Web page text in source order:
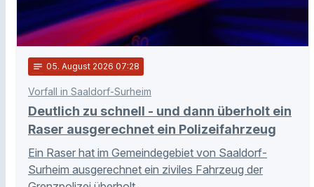
notes 05. August 2026 07:28
Vorfall in Saaldorf-Surheim
Deutlich zu schnell - und dann überholt ein
Raser ausgerechnet ein Polizeifahrzeug
Ein Raser hat im Gemeindegebiet von Saaldorf-
Surheim ausgerechnet ein ziviles Fahrzeug der